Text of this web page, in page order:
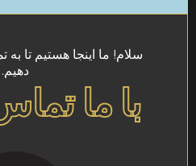
سلام! ما اینجا هستیم تا
دهیم.
با ما